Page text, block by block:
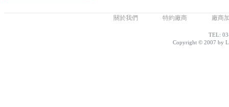
關於我們 特約廠商 廠商
TEL:
Copyright © 2007 by